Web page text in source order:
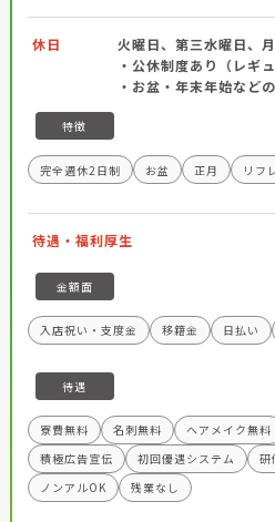
休日
火曜日、第三水曜日、
・公休制度あり（レギ
・お盆・年末年始など
特徴
完全週休2日制 お盆 正月 リフ
待遇・福利厚生
金額面
入店祝い・支度金 移籍金 日払い
待遇
寮費無料 名刺無料 ヘアメイク無料
積極広告宣伝
初回優遇システム 研
ノンアルOK
残業なし